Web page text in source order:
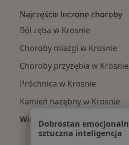
Najczęście leczone choroby
Ból zęba w Krosnie
Choroby miazgi w Krosnie
Choroby przyzębia w Krosnie
Próchnica w Krosnie
Kamień nazębny w Krosnie
Więcej (12)
Więcej w kategorii:
Dobrostan
sztuczna inteligencja